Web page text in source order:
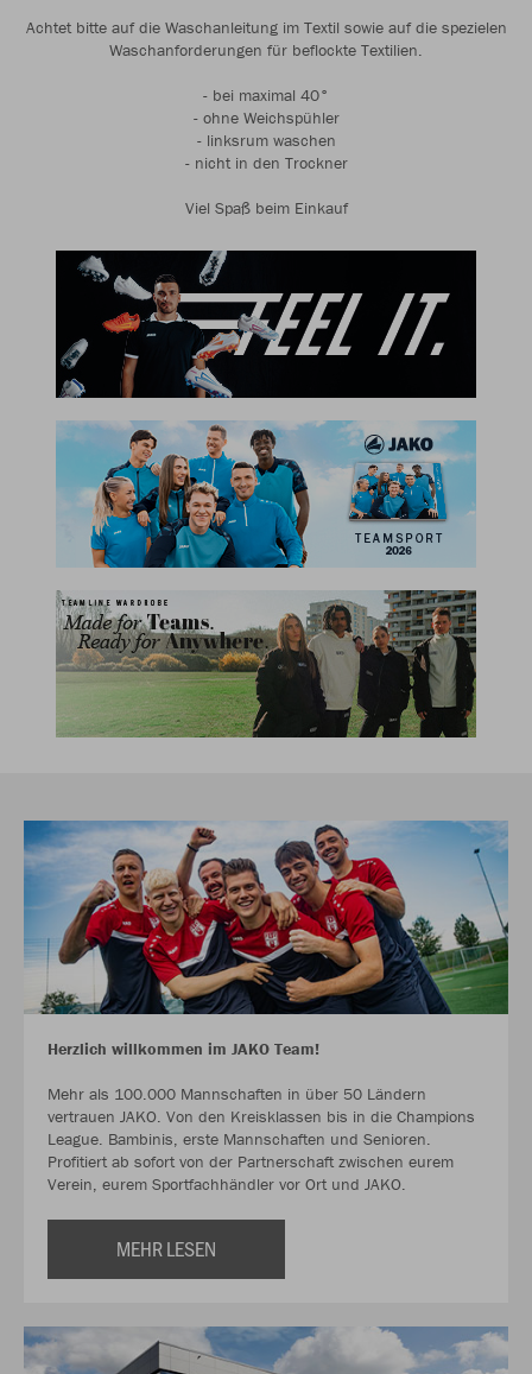
Achtet bitte auf die Waschanleitung im Textil sowie auf die spezielen
Waschanforderungen für beflockte Textilien.
- bei maximal 40°
- ohne Weichspühler
- linksrum waschen
- nicht in den Trockner
Viel Spaß beim Einkauf
Herzlich willkommen im JAKO Team!
Mehr als 100.000 Mannschaften in über 50 Ländern
vertrauen JAKO. Von den Kreisklassen bis in die Champions
League. Bambinis, erste Mannschaften und Senioren.
Profitiert ab sofort von der Partnerschaft zwischen eurem
Verein, eurem Sportfachhändler vor Ort und JAKO.
MEHR LESEN